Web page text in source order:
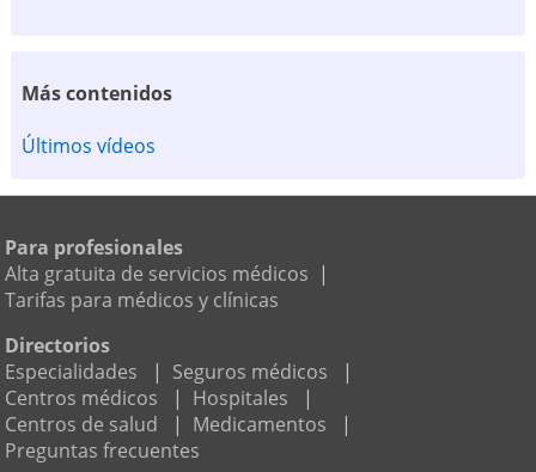
Más contenidos
Últimos vídeos
Para profesionales
Alta gratuita de servicios médicos |
Tarifas para médicos y clínicas
Directorios
Especialidades
| Seguros médicos
|
Centros médicos
| Hospitales
|
Centros de salud
| Medicamentos
|
Preguntas frecuentes